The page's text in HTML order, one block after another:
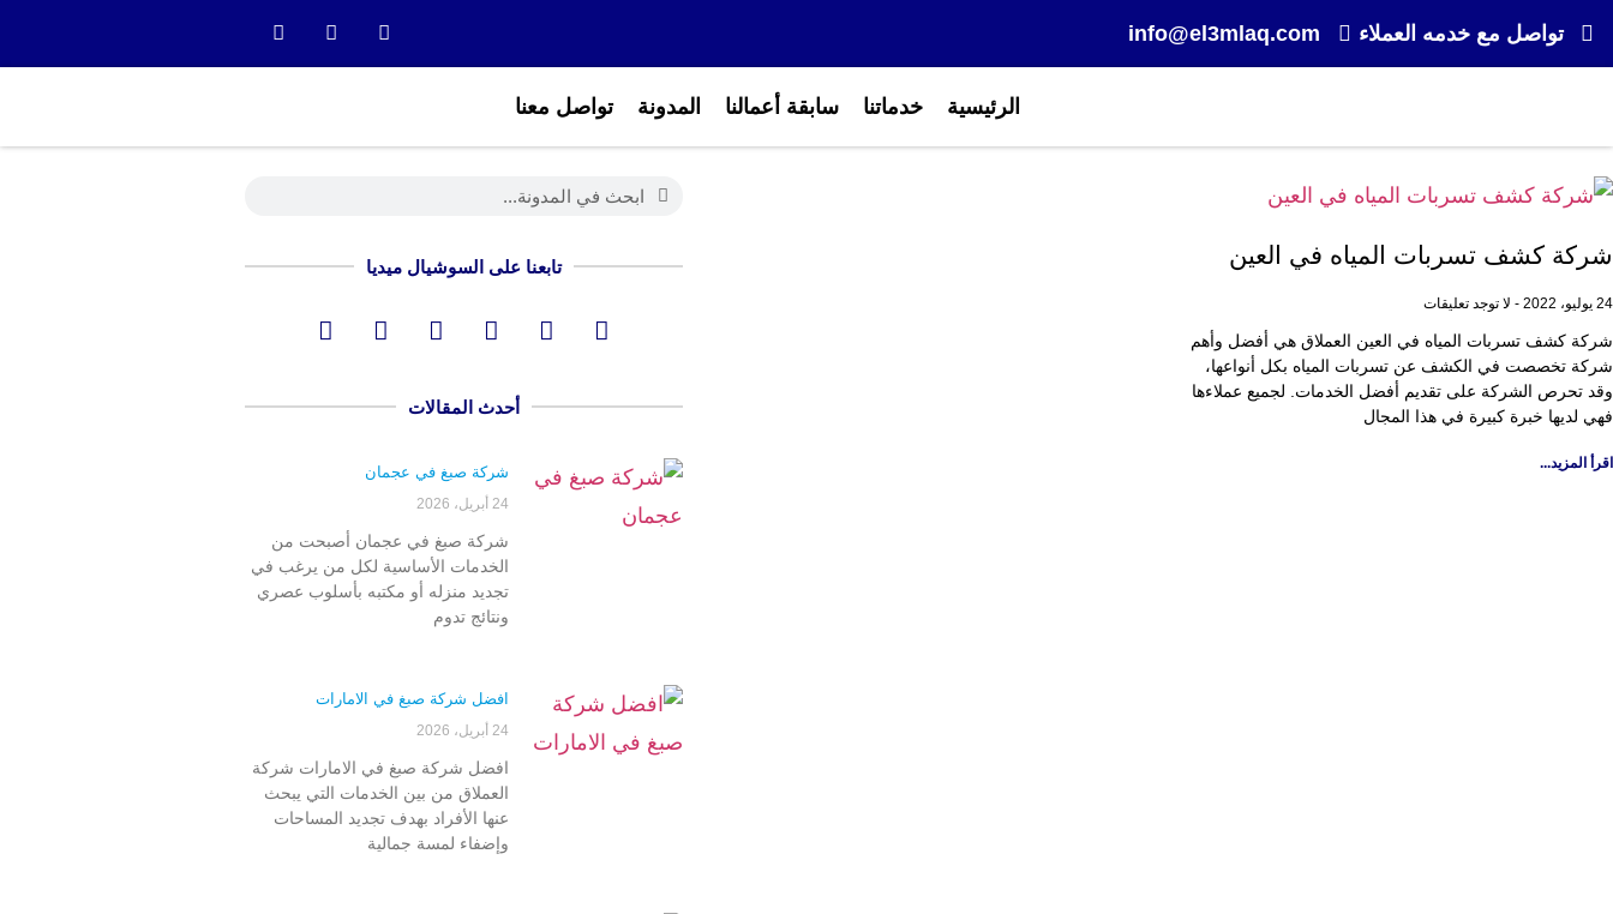
تواصل مع خدمه العملاء info@el3mlaq.com
الرئيسية خدماتنا سابقة أعمالنا المدونة تواصل معنا
شركة كشف تسربات المياه في العين
24 يوليو، 2022 لا توجد تعليقات
شركة كشف تسربات المياه في العين العملاق هي أفضل وأهم
شركة تخصصت في الكشف عن تسربات المياه بكل أنواعها،
وقد تحرص الشركة على تقديم أفضل الخدمات. لجميع عملاءها
فهي لديها خبرة كبيرة في هذا المجال
اقرأ المزيد...
تابعنا على السوشيال ميديا
أحدث المقالات
شركة صبغ في عجمان
24 أبريل، 2026
شركة صبغ في عجمان أصبحت من
الخدمات الأساسية لكل من يرغب في
تجديد منزله أو مكتبه بأسلوب عصري
ونتائج تدوم
افضل شركة صبغ في الامارات
24 أبريل، 2026
افضل شركة صبغ في الامارات شركة
العملاق من بين الخدمات التي يبحث
عنها الأفراد بهدف تجديد المساحات
وإضفاء لمسة جمالية